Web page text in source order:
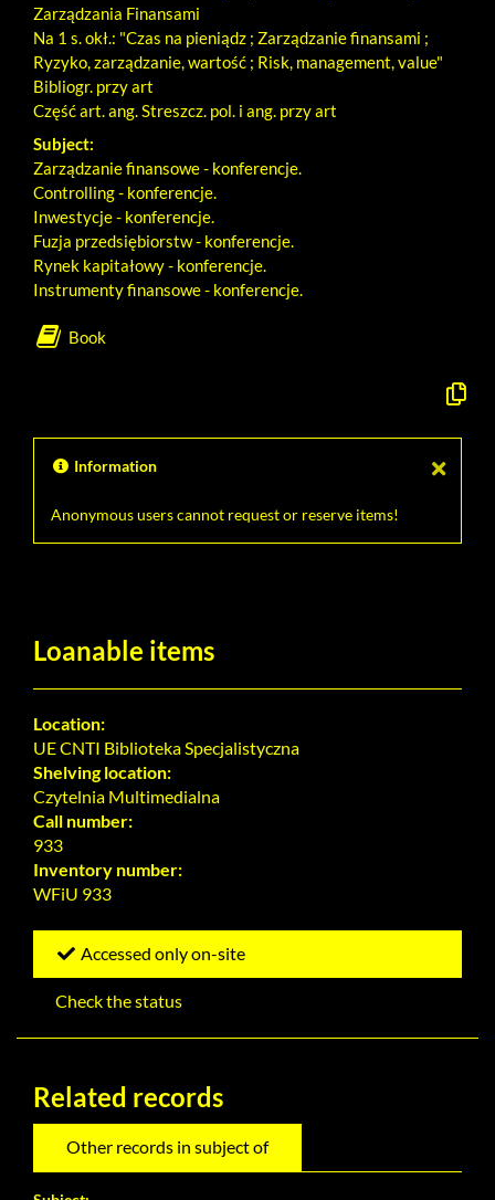
Zarządzania Finansami
Na 1 s. okł.: "Czas na pieniądz ; Zarządzanie finansami ;
Ryzyko, zarządzanie, wartość ; Risk, management, value"
Bibliogr. przy art
Część art. ang. Streszcz. pol. i ang. przy art
Subject:
Zarządzanie finansowe - konferencje.
Controlling - konferencje.
Inwestycje - konferencje.
Fuzja przedsiębiorstw - konferencje.
Rynek kapitałowy - konferencje.
Instrumenty finansowe - konferencje.
Book
Copy
Information
Anonymous users cannot request or reserve items!
Loanable items
Location:
UE CNTI Biblioteka Specjalistyczna
Shelving location:
Czytelnia Multimedialna
Call number:
933
Inventory number:
WFiU 933
Accessed only on-site
Check the status
Related records
Other records in subject of